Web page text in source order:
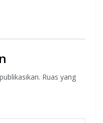
Ruas yang